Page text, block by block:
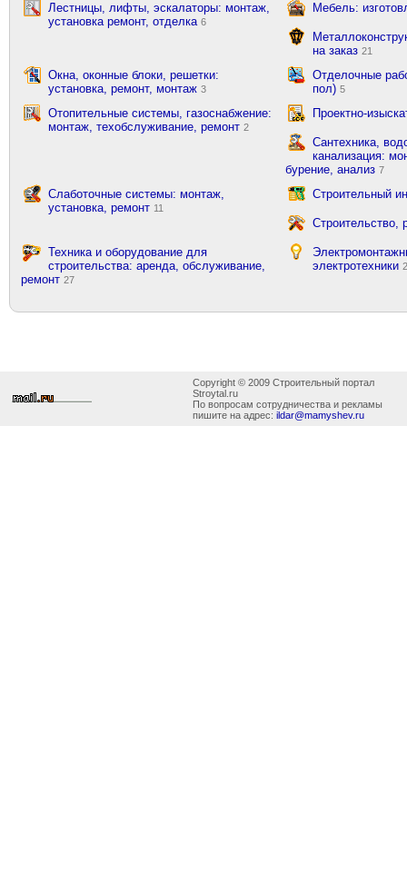
Лестницы, лифты, эскалаторы: монтаж,
установка ремонт, отделка 6
Мебель:
на заказ 21
Окна, оконные блоки, решетки:
установка, ремонт, монтаж 3
Отделочные
пол) 5
Отопительные системы, газоснабжение:
монтаж, техобслуживание, ремонт 2
Проектно-
Сантехника,
канализация:
бурение, анализ 7
Слаботочные системы: монтаж,
установка, ремонт 11
Строительный
Строительство,
Техника и оборудование для
строительства: аренда, обслуживание,
ремонт 27
электротехники
Copyright © 2009 Строительный портал
Stroytal.ru
По вопросам сотрудничества и рекламы
пишите на адрес: ildar@mamyshev.ru